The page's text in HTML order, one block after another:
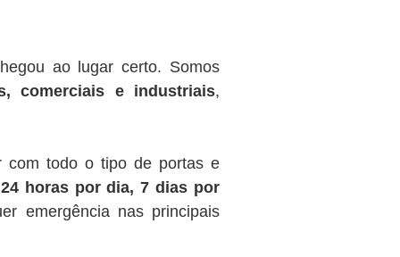
ao lugar certo. Somos
comerciais e industriais,
com todo o tipo de portas e
24 horas por dia, 7 dias por
emergência nas principais